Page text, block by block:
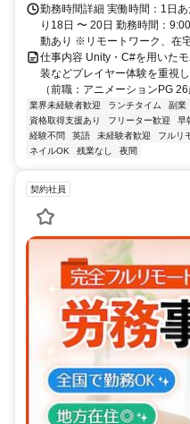
勤務時間詳細 実働時間：1日
り18日 〜 20日 勤務時間：
動あり ※リモートワーク、在
仕事内容 Unity・C#を用いた
装などプレイヤー体験を重視
（前職：アニメーションPG
業界未経験者歓迎 ランチタイム 副業
資格取得支援あり
フリーター歓迎 早
経験不問
英語 未経験者歓迎 フルリ
ネイルOK
残業なし 夜間
契約社員